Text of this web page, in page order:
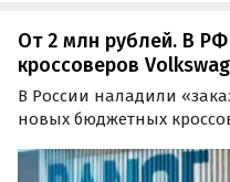
От 2 млн рублей. В
кроссоверов
В России наладили
новых бюджетных
Volkswagen.